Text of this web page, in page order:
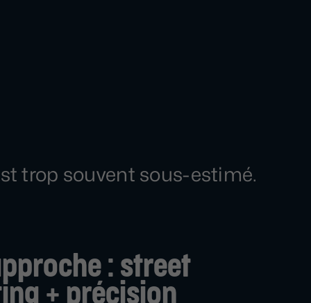
trop souvent sous-estimé.
: street
+ précision